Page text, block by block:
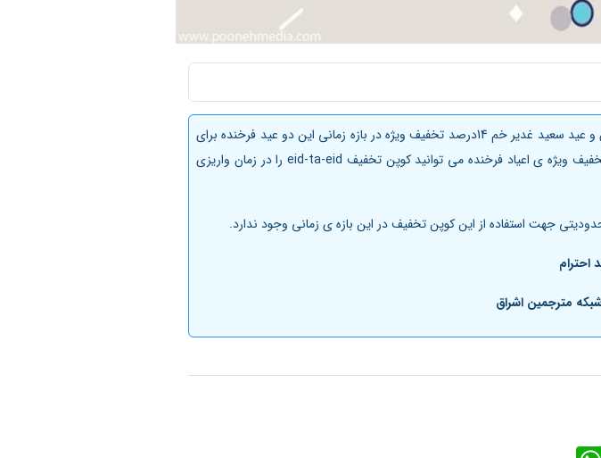
ضمن تبریک پیشاپیش اعیاد مبارکه به اطلاع می رساند به مناسبت عید سعید قربان و عید سعید غدیر خم 14درصد تخفیف ویژه در بازه زمانی این دو عید فرخنده برای
تمام زبان ها از 22 تا 30 شهریور در نظر گرفته شده است. بمنظور استفاده از این تخفیف ویژه ی اعیاد فرخنده می توانید کوپن تخفیف eid-ta-eid را در زمان واریزی
جهت استفاده از این کوپن تخفیف در این بازه ی زمانی وجود ندارد.
احترام
مترجمین اشراق